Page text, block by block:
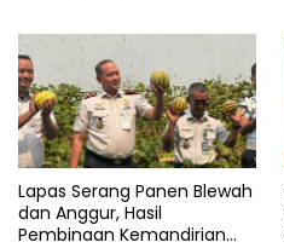
Lapas Serang Panen Blewah
dan Anggur, Hasil
Pembinaan Kemandirian